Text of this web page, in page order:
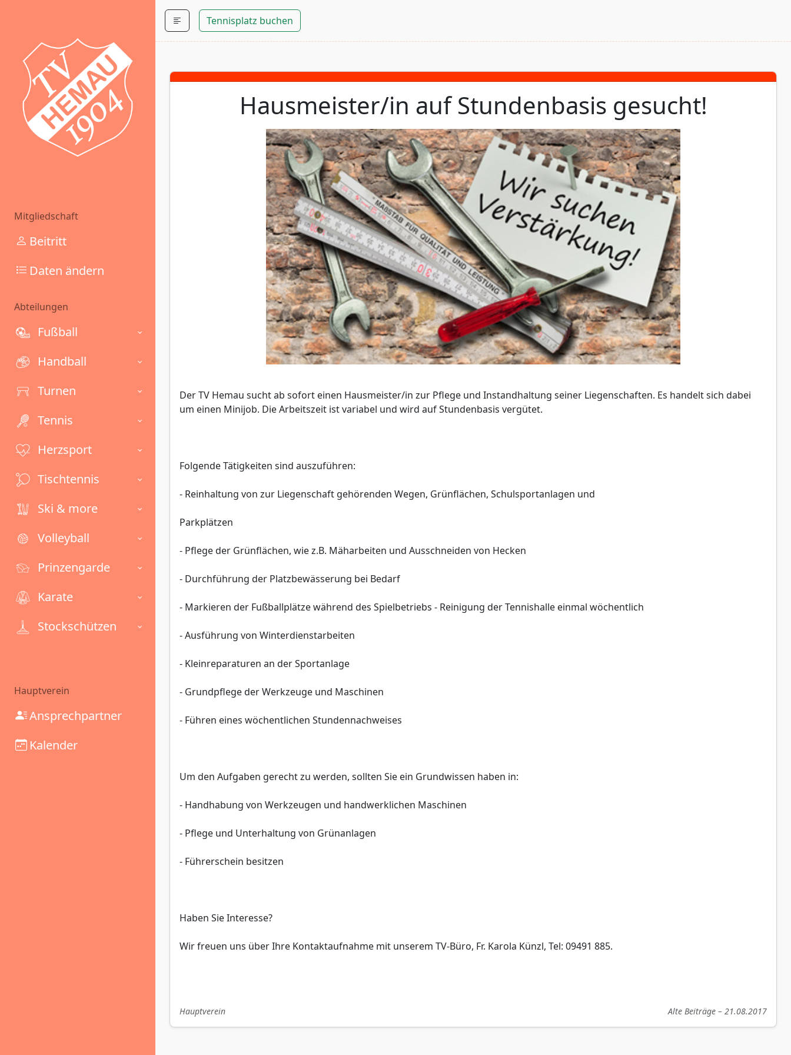
Mitgliedschaft
Beitritt
Daten ändern
Abteilungen
Fußball
Handball
Turnen
Tennis
Herzsport
Tischtennis
Ski & more
Volleyball
Prinzengarde
Karate
Stockschützen
Hauptverein
Ansprechpartner
Kalender
Tennisplatz buchen
Hausmeister/in auf Stundenbasis gesucht!
Der TV Hemau sucht ab sofort einen Hausmeister/in zur Pflege und Instandhaltung seiner Liegenschaften. Es handelt sich dabei
um einen Minijob. Die Arbeitszeit ist variabel und wird auf Stundenbasis vergütet.
Folgende Tätigkeiten sind auszuführen:
- Reinhaltung von zur Liegenschaft gehörenden Wegen, Grünflächen, Schulsportanlagen und
Parkplätzen
- Pflege der Grünflächen, wie z.B. Mäharbeiten und Ausschneiden von Hecken
- Durchführung der Platzbewässerung bei Bedarf
- Markieren der Fußballplätze während des Spielbetriebs - Reinigung der Tennishalle einmal wöchentlich
- Ausführung von Winterdienstarbeiten
- Kleinreparaturen an der Sportanlage
- Grundpflege der Werkzeuge und Maschinen
- Führen eines wöchentlichen Stundennachweises
Um den Aufgaben gerecht zu werden, sollten Sie ein Grundwissen haben in:
- Handhabung von Werkzeugen und handwerklichen Maschinen
- Pflege und Unterhaltung von Grünanlagen
- Führerschein besitzen
Haben Sie Interesse?
Wir freuen uns über Ihre Kontaktaufnahme mit unserem TV-Büro, Fr. Karola Künzl, Tel: 09491 885.
Hauptverein Alte Beiträge – 21.08.2017